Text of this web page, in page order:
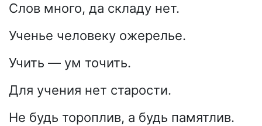
Слов много, да складу нет.
Ученье человеку ожерелье.
Учить — ум точить.
Для учения нет старости.
Не будь тороплив, а будь памятлив.